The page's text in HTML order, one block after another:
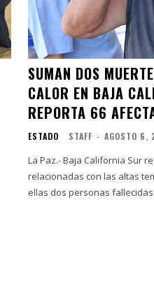
SUMAN DOS
CALOR EN BAJA
REPORTA 66
ESTADO STAFF - AGOSTO 6,
La Paz.- Baja California Sur
relacionadas con las altas
ellas dos personas